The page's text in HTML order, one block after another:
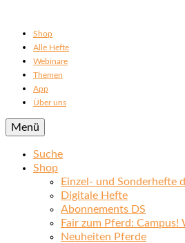
Shop
Alle Hefte
Webinare
Themen
App
Über uns
Menü
Suche
Shop
Einzel- und Sonderhefte
Digitale Hefte
Abonnements DS
Fair zum Pferd: Campus!
Neuheiten Pferde